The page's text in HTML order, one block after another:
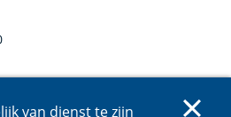
van dienst te zijn